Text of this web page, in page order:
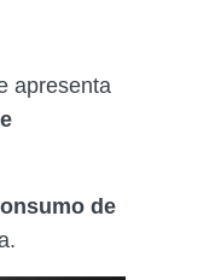
apresenta
de